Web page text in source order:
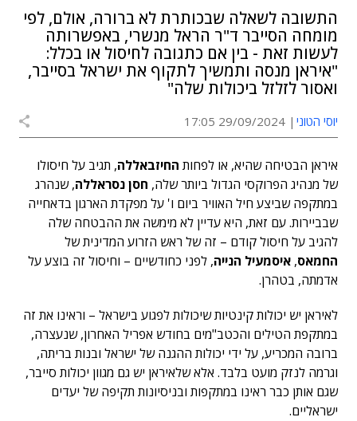
התשובה לשאלה שבכותרת לא ברורה, אולם, לפי
מומחה הסייבר ד"ר הראל מנשרי, באפשרותה
לעשות זאת - בין אם כתגובה לחיסול או בכלל:
"איראן מנסה ותמשיך לתקוף את ישראל בסייבר,
ואסור לזלזל ביכולות שלה"
יוסי הטוני 29/09/2024 17:05
איראן הבטיחה שהיא, או לפחות החיזבאללה, תגיב על חיסולו
של מנהיג הפרוקסי הגדול ביותר שלה, חסן נסראללה, שנהרג
במתקפה שביצע חיל האוויר ביום ו' על מפקדת הארגון בדאחייה
שבביירות. עם זאת, היא עדיין לא מימשה את ההבטחה שלה
להגיב על חיסול קודם – זה של ראש הזרוע המדינית של
החמאס, איסמעיל הנייה, לפני כחודשיים – וחיסול זה בוצע על
אדמתה, בטהרן.
לאיראן יש יכולות קינטיות שיכולות לפגוע בישראל – וראינו את זה
במתקפת הטילים והכטב"מים בחודש אפריל האחרון, שנעצרה,
ברובה המכריע, על ידי יכולות ההגנה של ישראל ובנות בריתה,
וגרמה לנזק מועט בלבד. אלא שלאיראן יש גם מגוון יכולות סייבר,
שגם אותן כבר ראינו במתקפות ובניסיונות תקיפה של יעדים
ישראליים.